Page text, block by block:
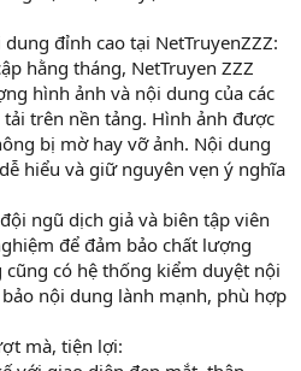
đỉnh cao tại NetTruyenZZZ:
hằng tháng, NetTruyen ZZZ
hình ảnh và nội dung của các
trên nền tảng. Hình ảnh được
bị mờ hay vỡ ảnh. Nội dung
hiểu và giữ nguyên vẹn ý nghĩa
ngũ dịch giả và biên tập viên
để đảm bảo chất lượng
có hệ thống kiểm duyệt nội
nội dung lành mạnh, phù hợp
mà, tiện lợi: